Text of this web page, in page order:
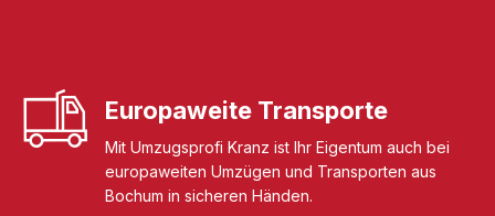
Europaweite Transporte
Mit Umzugsprofi Kranz ist Ihr Eigentum auch bei
europaweiten Umzügen und Transporten aus
Bochum in sicheren Händen.